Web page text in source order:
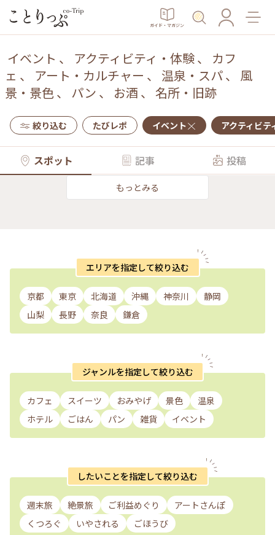
ガイド・マガジン
イベント 、 アクティビティ・体験、 カフ
ェ 、 アート・カルチャー 、 温泉・スパ、 風
景・景色、 パン 、 お酒 、 名所・旧跡
絞り込む たびレポ イベント アクティビテ
スポット 記事 投稿
もっとみる
エリアを指定して絞り込む
京都 東京 北海道 沖縄 神奈川
静岡
山梨
長野 奈良 鎌倉
ジャンルを指定して絞り込む
カフェ スイーツ おみやげ 景色
温泉
ホテル
ごはん パン 雑貨 イベント
したいことを指定して絞り込む
週末旅 絶景旅 ご利益めぐり
アートさんぽ
くつろぐ
いやされる ごほうび